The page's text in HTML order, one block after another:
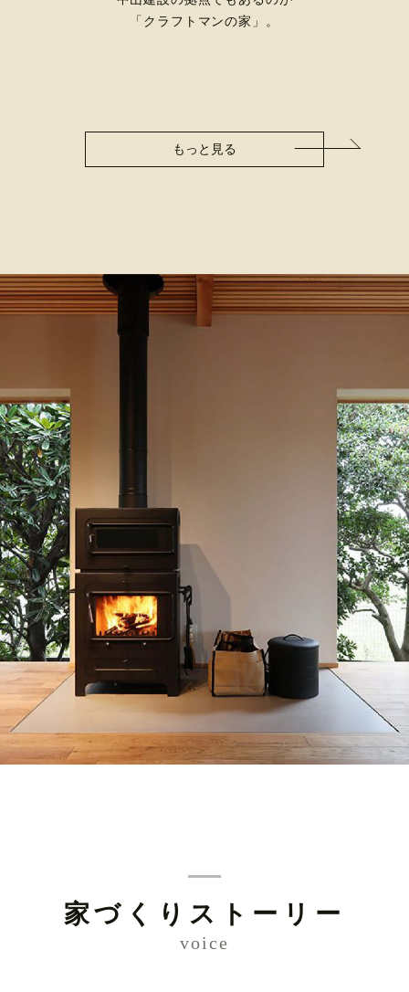
「クラフトマンの家」。
もっと見る
家づくりストーリー
voice